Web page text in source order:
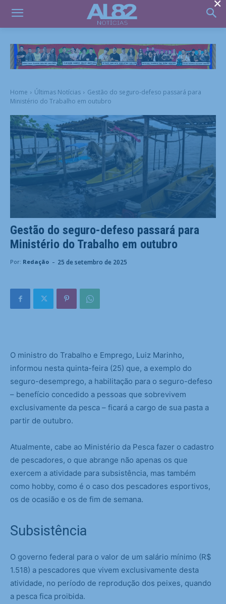
Home Últimas Notícias
Gestão do seguro-defeso passará para
Ministério do Trabalho em outubro
Gestão do seguro-defeso passará para
Ministério do Trabalho em outubro
Por: Redação - 25 de setembro de 2025
O ministro do Trabalho e Emprego, Luiz Marinho,
informou nesta quinta-feira (25) que, a exemplo do
seguro-desemprego, a habilitação para o seguro-defeso
– benefício concedido a pessoas que sobrevivem
exclusivamente da pesca – ficará a cargo de sua pasta a
partir de outubro.
Atualmente, cabe ao Ministério da Pesca fazer o cadastro
de pescadores, o que abrange não apenas os que
exercem a atividade para subsistência, mas também
como hobby, como é o caso dos pescadores esportivos,
os de ocasião e os de fim de semana.
Subsistência
O governo federal para o valor de um salário mínimo (R$
1.518) a pescadores que vivem exclusivamente desta
atividade, no período de reprodução dos peixes, quando
a pesca fica proibida.